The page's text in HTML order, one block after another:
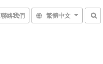
聯絡我們 繁體中文